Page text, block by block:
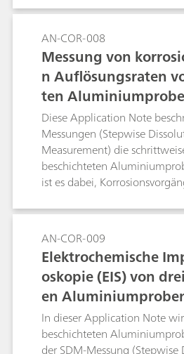
spannungsunabhängigen
Lochfrasstemperatur (Critical
Temperature, CPT), die als
Temperatur definiert ist, bei
auftritt. Beim CPT-Versuch
eine Spannung angelegt,
Zellentemperatur erhöht und
gemessen wird.
AN-COR-008
Messung von
n Auflösungsraten
ten
Diese Application Note
Messungen (Stepwise
Measurement) die
beschichteten
ist es dabei,
und der 1-L-Korrosionszelle
PGSTAT204 eine
schnelle und akkurate SDM-
Korrosionsmessungen
AN-COR-009
Elektrochemische
oskopie (EIS) von
en
In dieser Application Note
beschichteten
der SDM-Messung (Stepwise